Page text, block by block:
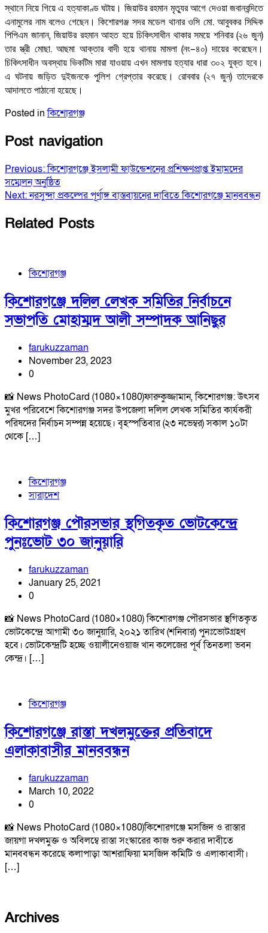
স্থানে নিয়ে গিয়ে এ হত্যাকাণ্ড ঘটায় । জিয়াউর রহমান মৃত্যুর আগে দেওয়া জবানবন্দিতে
এনামুলের নাম বলেও গেছেন। কিশোরগঞ্জ সদর মডেল থানার ওসি মো.আবুবকর সিদ্দিক
পিপিএম জানান,জিয়াউর রহমান আহত হয়ে চিকিৎসাধীন থাকার সময়ে শনিবার(২৬ জুন)
তার স্ত্রী মোছা.আছমা আক্তার বাদী হয়ে থানায় মামলা (নং–৪০)দায়ের করেছেন।
চিকিৎসাধীন অবস্থায় ভিকটিম মারা যাওয়ায় এখন মামলায় হত্যার ধারা ৩০২ যুক্ত হবে।
এ ঘটনায় জড়িত দুইজনকে পুলিশ গ্রেপ্তার করেছে। রোববার(২৭ জুন)তাদেরকে
আদালতে পাঠানো হয়েছে।
Posted inকিশোরগঞ্জ
Post navigation
Previous:কিশোরগঞ্জে ইসলামী ফাউন্ডেশনের প্রশিক্ষণপ্রাপ্ত ইমামদের
সম্মেলন অনুষ্ঠিত
Next:নরসুন্দা প্রকল্পের পূর্ণাঙ্গ বাস্তবায়নের দাবিতে কিশোরগঞ্জে মানববন্ধন
Related Posts
কিশোরগঞ্জ
কিশোরগঞ্জে দলিল লেখক সমিতির নির্বাচনে
সভাপতি মোহাম্মদ আলী সম্পাদক আনিছুর
farukuzzaman
November 23, 2023
0
📸 News PhotoCard (1080×1080)ফারুকুজ্জামান, কিশোরগঞ্জ: উৎসব
মুখর পরিবেশে কিশোরগঞ্জ সদর উপজেলা দলিল লেখক সমিতির কার্যকরী
পরিষদের নির্বাচন সম্পন্ন হয়েছে। বৃহস্পতিবার (২৩ নভেম্বর) সকাল ১০টা
থেকে […]
কিশোরগঞ্জ
সারাদেশ
কিশোরগঞ্জ পৌরসভার স্থগিতকৃত ভোটকেন্দ্রে
পুনঃভোট ৩০ জানুয়ারি
farukuzzaman
January 25, 2021
0
📸 News PhotoCard (1080×1080) কিশোরগঞ্জ পৌরসভার স্থগিতকৃত
ভোটকেন্দ্রে আগামী ৩০ জানুয়ারি, ২০২১ তারিখ (শনিবার) পুনঃভোটগ্রহণ
হবে। ভোটকেন্দ্রটি হচ্ছে ওয়ালীনেওয়াজ খান কলেজের পূর্ব তিনতলা ভবন
কেন্দ্র। […]
কিশোরগঞ্জ
কিশোরগঞ্জে রাস্তা দখলমুক্তের প্রতিবাদে
এলাকাবাসীর মানববন্ধন
farukuzzaman
March 10, 2022
0
📸 News PhotoCard (1080×1080)কিশোরগঞ্জে মসজিদ ও রাস্তার
জায়গা দখলমুক্ত ও অবিলম্বে রাস্তা সংস্কারের কাজ শুরু করার দাবীতে
মানববন্ধন করেছে কলাপাড়া আশরাফিয়া মসজিদ কমিটি ও এলাকাবাসী।
[…]
Archives